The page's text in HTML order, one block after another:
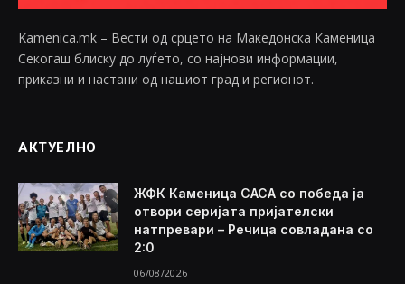
Kamenica.mk – Вести од срцето на Македонска Каменица
Секогаш блиску до луѓето, со најнови информации,
приказни и настани од нашиот град и регионот.
АКТУЕЛНО
ЖФК Каменица САСА со победа ја
отвори серијата пријателски
натпревари – Речица совладана со
2:0
06/08/2026